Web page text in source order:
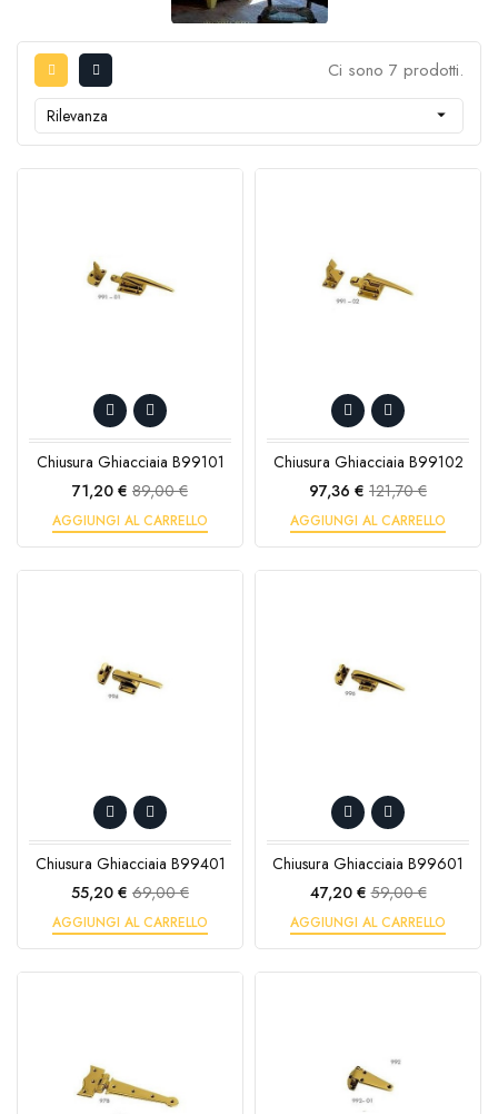
Ci sono 7 prodotti.
Rilevanza 
Chiusura Ghiacciaia B99101
Prezzo
71,20 € Prezzo
base
89,00 €
AGGIUNGI AL CARRELLO
Chiusura Ghiacciaia B99102
Prezzo
97,36 € Prezzo
base
121,70 €
AGGIUNGI AL CARRELLO
Chiusura Ghiacciaia B99401
Prezzo
55,20 € Prezzo
base
69,00 €
AGGIUNGI AL CARRELLO
Chiusura Ghiacciaia B99601
Prezzo
47,20 € Prezzo
base
59,00 €
AGGIUNGI AL CARRELLO